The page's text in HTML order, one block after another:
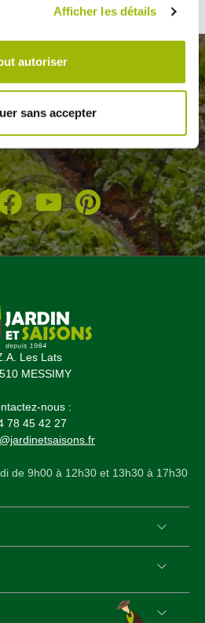
Afficher les détails
autoriser
sans accepter
Les Lats
MESSIMY
nous :
78 45 42 27
de 9h00 à 12h30 et 13h30 à 17h30